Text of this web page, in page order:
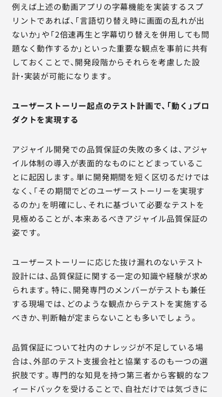
例えば上述の動画アプリの字幕機能を実装するスプ
リントであれば、「言語切り替え時に画面の乱れが出
ないか」や「2倍速再生と字幕切り替えを併用しても問
題なく動作するか」といった重要な観点を事前に共有
しておくことで、開発段階からそれらを考慮した設
計・実装が可能になります。
ユーザーストーリー起点のテスト計画で、「動く」プロ
ダクトを実現する
アジャイル開発での品質保証の失敗の多くは、アジャ
イル体制の導入が表面的なものにとどまっているこ
とに起因します。単に開発期間を短く区切るだけでは
なく、「その期間でどのユーザーストーリーを実現す
るのか」を明確にし、それに基づいて必要なテストを
見極めることが、本来あるべきアジャイル品質保証の
姿です。
ユーザーストーリーに応じた抜け漏れのないテスト
設計には、品質保証に関する一定の知識や経験が求め
られます。特に、開発専門のメンバーがテストも兼任
する現場では、どのような観点からテストを実施する
べきか、判断軸が定まらないことも多いでしょう。
品質保証について社内のナレッジが不足している場
合は、外部のテスト支援会社と協業するのも一つの選
択肢です。専門的な知見を持つ第三者から客観的なフ
ィードバックを受けることで、自社だけでは気づきに